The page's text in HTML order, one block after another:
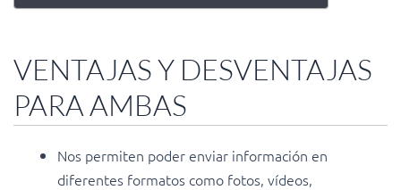
VENTAJAS Y DESVENTAJAS
PARA AMBAS
Nos permiten poder enviar información en
diferentes formatos como fotos, vídeos,